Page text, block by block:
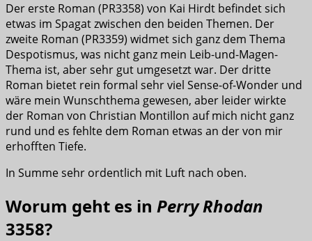
Der erste Roman (PR3358) von Kai Hirdt befindet sich
etwas im Spagat zwischen den beiden Themen. Der
zweite Roman (PR3359) widmet sich ganz dem Thema
Despotismus, was nicht ganz mein Leib-und-Magen-
Thema ist, aber sehr gut umgesetzt war. Der dritte
Roman bietet rein formal sehr viel Sense-of-Wonder und
wäre mein Wunschthema gewesen, aber leider wirkte
der Roman von Christian Montillon auf mich nicht ganz
rund und es fehlte dem Roman etwas an der von mir
erhofften Tiefe.
In Summe sehr ordentlich mit Luft nach oben.
Worum geht es in Perry Rhodan
3358?